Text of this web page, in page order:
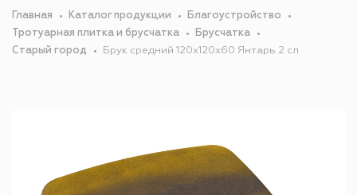
Главная Каталог продукции
Благоустройство
Тротуарная плитка и брусчатка
Брусчатка
Старый город
Брук средний 120х120х60 Янтарь 2 сл